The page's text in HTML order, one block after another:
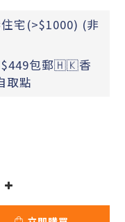
宅(>$1000) (非
$449包郵🇭🇰香
取點